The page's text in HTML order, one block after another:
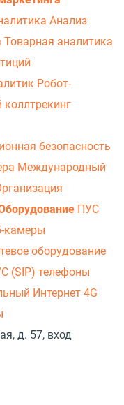
Анализ
Товарная аналитика
Робот-
безопасность
Международный
ПУС
камеры
оборудование
(SIP) телефоны
Интернет 4G
д. 57, вход